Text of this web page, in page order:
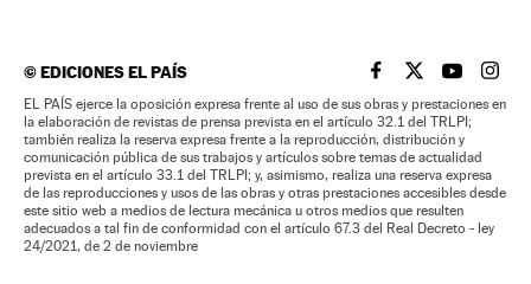
©EDICIONES EL PAÍS EL PAÍS BRASIL EN
EL PAÍSEL PAÍS
EL
EL PAÍS ejerce la oposición expresa frente al uso de sus obras y prestaciones en
la elaboración de revistas de prensa prevista en el artículo 32.1 del TRLPI;
también realiza la reserva expresa frente a la reproducción, distribución y
comunicación pública de sus trabajos y artículos sobre temas de actualidad
prevista en el artículo 33.1 del TRLPI; y, asimismo, realiza una reserva expresa
de las reproducciones y usos de las obras y otras prestaciones accesibles desde
este sitio web a medios de lectura mecánica u otros medios que resulten
adecuados a tal fin de conformidad con el artículo 67.3 del Real Decreto - ley
24/2021, de 2 de noviembre